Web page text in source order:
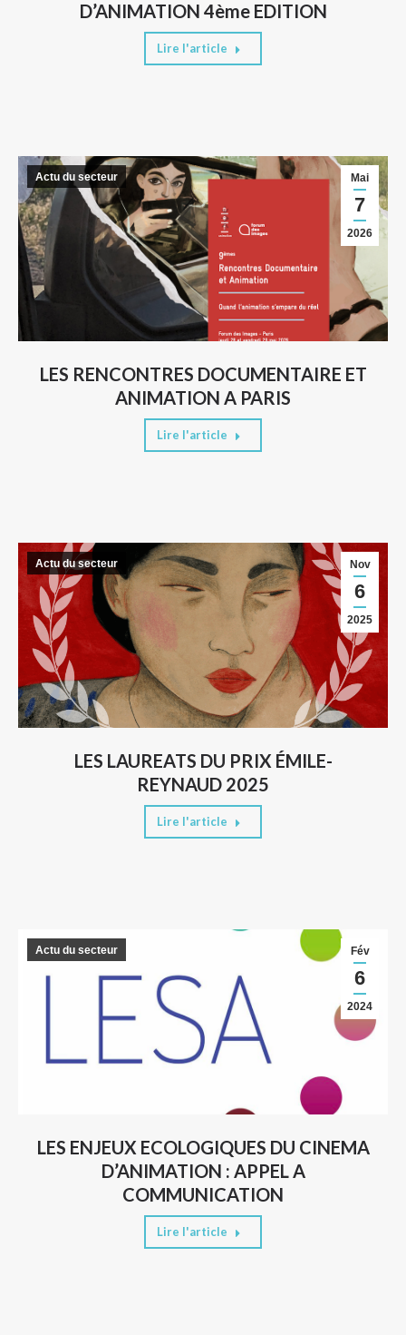
D’ANIMATION 4ème EDITION
Lire l'article
LES RENCONTRES DOCUMENTAIRE ET
ANIMATION A PARIS
Mai
7
2026
Actu du secteur
Lire l'article
LES LAUREATS DU PRIX ÉMILE-
REYNAUD 2025
Nov
6
2025
Actu du secteur
Lire l'article
LES ENJEUX ECOLOGIQUES DU CINEMA
D’ANIMATION : APPEL A
COMMUNICATION
Fév
6
2024
Actu du secteur
Lire l'article